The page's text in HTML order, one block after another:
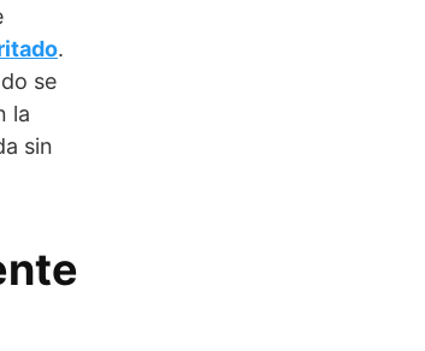
.
se
la
sin